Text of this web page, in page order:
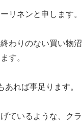
リネンと申します。
わりのない買い物
す。
あれば事足ります。
ているような、ク